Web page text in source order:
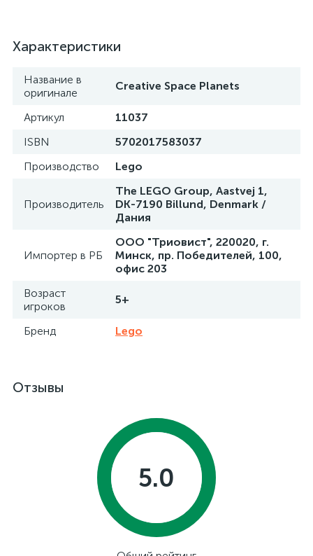
Характеристики
Название в
оригинале
Creative Space Planets
Артикул
11037
ISBN
5702017583037
Производство
Lego
Производитель
The LEGO Group, Aastvej 1,
DK-7190 Billund, Denmark /
Дания
Импортер в РБ
ООО "Триовист", 220020, г.
Минск, пр. Победителей, 100,
офис 203
Возраст
игроков
5+
Бренд Lego
Отзывы
5.0